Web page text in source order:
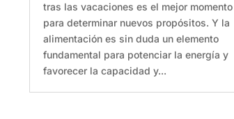
tras las vacaciones es el mejor momento
para determinar nuevos propósitos. Y la
alimentación es sin duda un elemento
fundamental para potenciar la energía y
favorecer la capacidad y...